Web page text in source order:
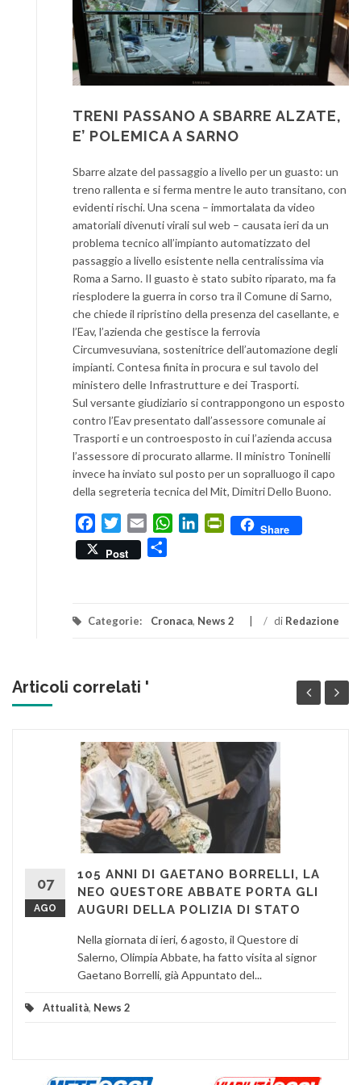
TRENI PASSANO A SBARRE ALZATE,
E’ POLEMICA A SARNO
Sbarre alzate del passaggio a livello per un guasto: un
treno rallenta e si ferma mentre le auto transitano, con
evidenti rischi. Una scena – immortalata da video
amatoriali divenuti virali sul web – causata ieri da un
problema tecnico all’impianto automatizzato del
passaggio a livello esistente nella centralissima via
Roma a Sarno. Il guasto è stato subito riparato, ma fa
riesplodere la guerra in corso tra il Comune di Sarno,
che chiede il ripristino della presenza del casellante, e
l’Eav, l’azienda che gestisce la ferrovia
Circumvesuviana, sostenitrice dell’automazione degli
impianti. Contesa finita in procura e sul tavolo del
ministero delle Infrastrutture e dei Trasporti.
Sul versante giudiziario si contrappongono un esposto
contro l’Eav presentato dall’assessore comunale ai
Trasporti e un controesposto in cui l’azienda accusa
l’assessore di procurato allarme. Il ministro Toninelli
invece ha inviato sul posto per un sopralluogo il capo
della segreteria tecnica del Mit, Dimitri Dello Buono.
FacebookTwitterEmail WhatsApp
LinkedInPrintFriendly
Share
Post
Categorie: Cronaca, News 2 / di Redazione
Articoli correlati '
07
AGO
105 ANNI DI GAETANO BORRELLI, LA
NEO QUESTORE ABBATE PORTA GLI
AUGURI DELLA POLIZIA DI STATO
Nella giornata di ieri, 6 agosto, il Questore di
Salerno, Olimpia Abbate, ha fatto visita al signor
Gaetano Borrelli, già Appuntato del...
Attualità, News 2